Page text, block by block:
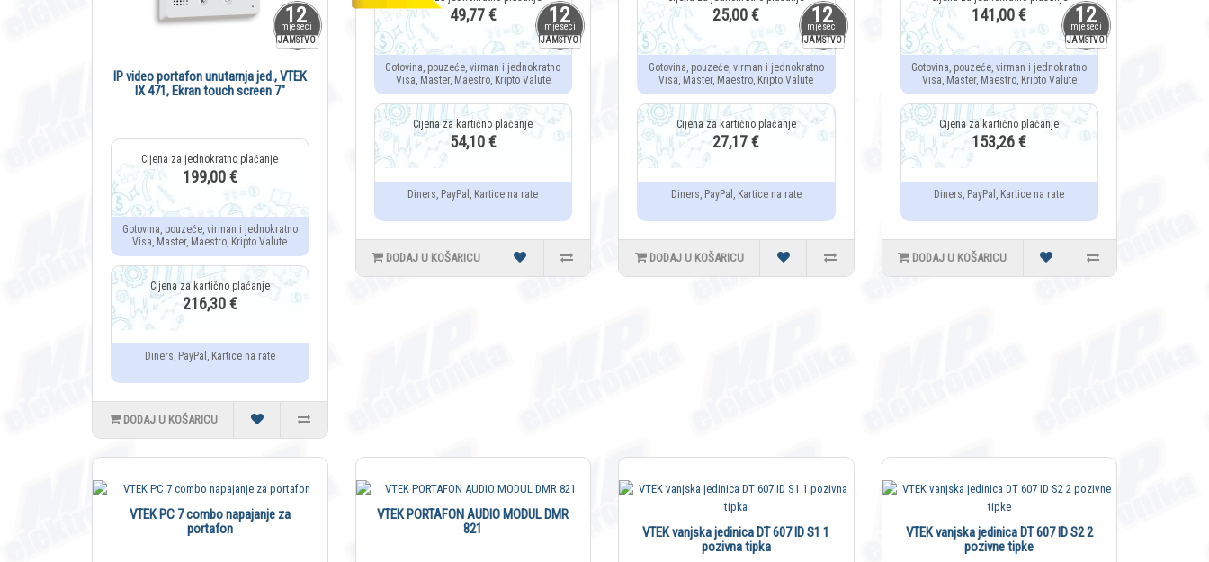
12
mjeseci
JAMSTVO
IP video portafon unutarnja jed., VTEK
IX 471, Ekran touch screen 7″
199,00 €
Gotovina, pouzeće, virman i jednokratno
Visa, Master, Maestro, Kripto Valute
216,30 €
Diners, PayPal, Kartice na rate
DODAJ U KOŠARICU
12
mjeseci
JAMSTVO
49,77 €
Gotovina, pouzeće, virman i jednokratno
Visa, Master, Maestro, Kripto Valute
54,10 €
Diners, PayPal, Kartice na rate
DODAJ U KOŠARICU
12
mjeseci
JAMSTVO
25,00 €
Gotovina, pouzeće, virman i jednokratno
Visa, Master, Maestro, Kripto Valute
27,17 €
Diners, PayPal, Kartice na rate
DODAJ U KOŠARICU
12
mjeseci
JAMSTVO
141,00 €
Gotovina, pouzeće, virman i jednokratno
Visa, Master, Maestro, Kripto Valute
153,26 €
Diners, PayPal, Kartice na rate
DODAJ U KOŠARICU
VTEK PC 7 combo napajanje za
portafon
VTEK PORTAFON AUDIO MODUL DMR
821
VTEK vanjska jedinica DT 607 ID S1 1
pozivna tipka
VTEK vanjska jedinica DT 607 ID S2 2
pozivne tipke